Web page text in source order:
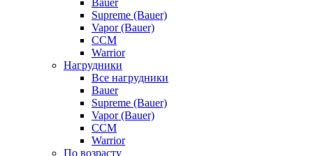
Bauer
Supreme (Bauer)
Vapor (Bauer)
CCM
Warrior
Нагрудники
Все нагрудники
Bauer
Supreme (Bauer)
Vapor (Bauer)
CCM
Warrior
По возрасту